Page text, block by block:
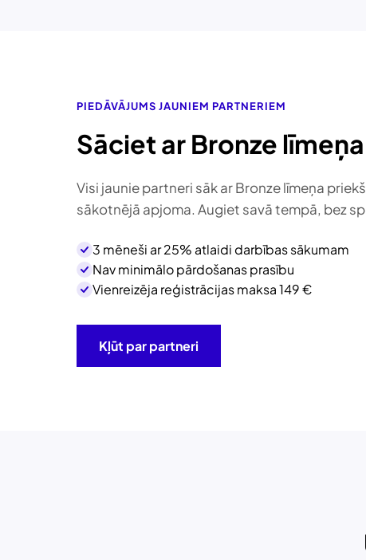
PIEDĀVĀJUMS JAUNIEM PARTNERIEM
Sāciet ar Bronze
Visi jaunie partneri sāk ar Bronze līmeņa
sākotnējā apjoma. Augiet savā tempā, bez
3 mēneši ar 25% atlaidi darbības sākumam
Nav minimālo pārdošanas prasību
Vienreizēja reģistrācijas maksa149 €
Kļūt par partneri